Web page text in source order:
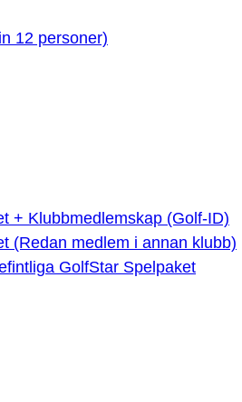
12 personer)
+ Klubbmedlemskap (Golf-ID)
(Redan medlem i annan klubb)
GolfStar Spelpaket